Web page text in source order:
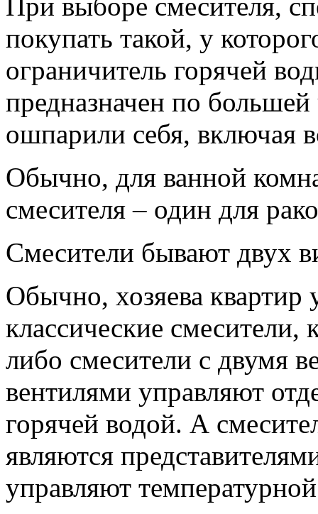
покупать такой, у
ограничитель горячей
предназначен по
ошпарили себя, включая
Обычно, для ванной
смесителя – один для
Смесители бывают двух
Обычно, хозяева квартир
классические
либо смесители с двумя
вентилями управляют
горячей водой. А
являются
управляют